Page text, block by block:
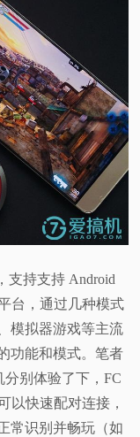
支持支持 Android
台，通过几种模式
模拟器游戏等主流
功能和模式。笔者
别体验了下，FC
以快速配对连接，
常识别并畅玩（如